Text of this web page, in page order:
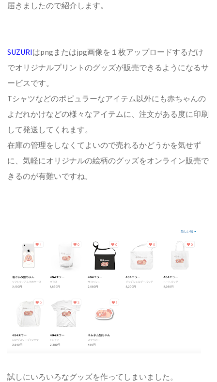
届きましたので紹介します。
SUZURIはpngまたはjpg画像を１枚アップロードするだけ
でオリジナルプリントのグッズが販売できるようになるサ
ービスです。
Tシャツなどのポピュラーなアイテム以外にも赤ちゃんの
よだれかけなどの様々なアイテムに、注文がある度に印刷
して発送してくれます。
在庫の管理をしなくてよいので売れるかどうかを気せず
に、気軽にオリジナルの絵柄のグッズをオンライン販売で
きるのが有難いですね。
試しにいろいろなグッズを作ってしまいました。